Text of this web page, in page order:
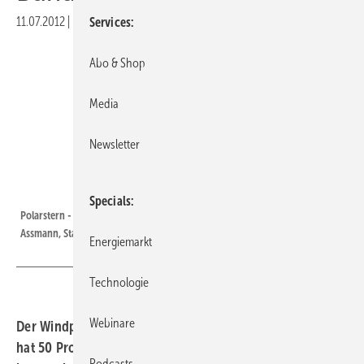
11.07.2012 Druckvorschau
Polarstern - Gründer Assmann, Stadler amp; Henle | Polarstern - Gründer
Assmann, Stadler amp; Henle
Der Windparkprojektierer Projekt GmbH aus Oldenburg
hat 50 Prozent Anteile plus eine Stimme an dem vor
Services
Abo & Shop
Media
Newsletter
Specials
Energiemarkt
Technologie
Webinare